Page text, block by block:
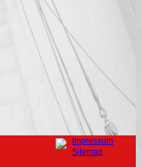
Navigation
überspringen
Impressum
Sitemap